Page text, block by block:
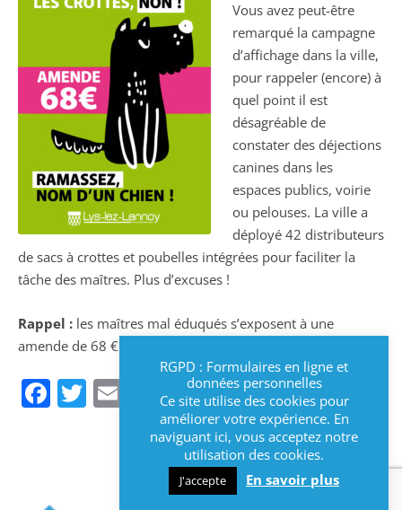
Vous avez peut-être
remarqué la campagne
d’affichage dans la ville,
pour rappeler (encore) à
quel point il est
désagréable de
constater des déjections
canines dans les
espaces publics, voirie
ou pelouses. La ville a
déployé 42 distributeurs
de sacs à crottes et poubelles intégrées pour faciliter la
tâche des maîtres. Plus d’excuses !
Rappel : les maîtres mal éduqués s’exposent à une
amende de 68 € !
Facebook
Twitter
Email
RGPD : Formulaires en ligne et
données personnelles
Ce site utilise des cookies pour
améliorer votre expérience. En
naviguant ici, vous acceptez notre
utilisation des cookies.
J'accepte En savoir plus